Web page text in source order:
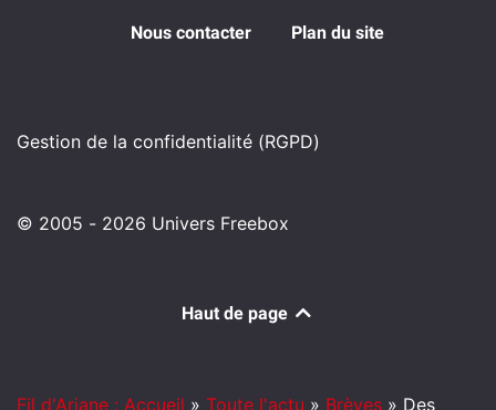
Nous contacter Plan du site
Gestion de la confidentialité (RGPD)
© 2005 - 2026 Univers Freebox
Haut de page
Fil d'Ariane : Accueil » Toute l'actu » Brèves » Des